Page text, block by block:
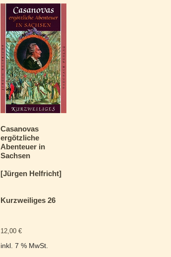
Casanovas
ergötzliche
Abenteuer in
Sachsen
[Jürgen Helfricht]
Kurzweiliges 26
12,00 €
inkl. 7 % MwSt.